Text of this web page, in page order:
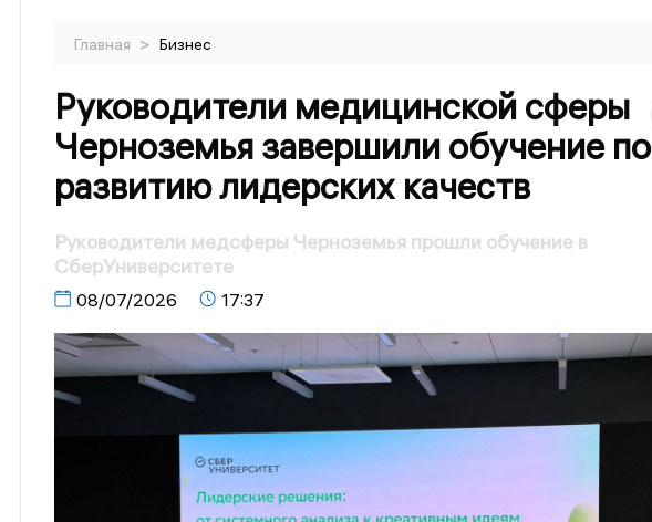
Главная > Бизнес
Руководители медицинской сферы
Черноземья завершили обучение по
развитию лидерских качеств
Руководители медсферы Черноземья прошли обучение в
СберУниверситете
08/07/2026 17:37